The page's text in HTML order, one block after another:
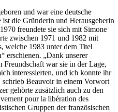
und war eine deutsche
die Gründerin und Herausgeberin
freundete sie sich mit Simone
zwischen 1971 und 1982 mit
welche 1983 unter dem Titel
erschienen. „Dank unserer
Freundschaft war sie in der Lage,
interessierten, und ich konnte ihr
schrieb Beauvoir in einem Vorwort
gehörte zusätzlich auch zu den
pour la libération des
Gruppen der französischen